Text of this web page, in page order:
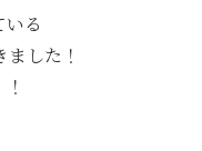
る
した！